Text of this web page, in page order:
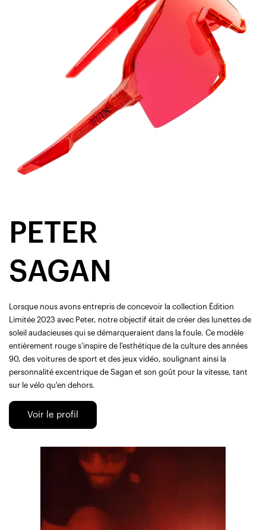
PETER
SAGAN
Lorsque nous avons entrepris de concevoir la collection Édition
Limitée 2023 avec Peter, notre objectif était de créer des lunettes de
soleil audacieuses qui se démarqueraient dans la foule. Ce modèle
entièrement rouge s'inspire de l'esthétique de la culture des années
90, des voitures de sport et des jeux vidéo, soulignant ainsi la
personnalité excentrique de Sagan et son goût pour la vitesse, tant
sur le vélo qu'en dehors.
Voir le profil